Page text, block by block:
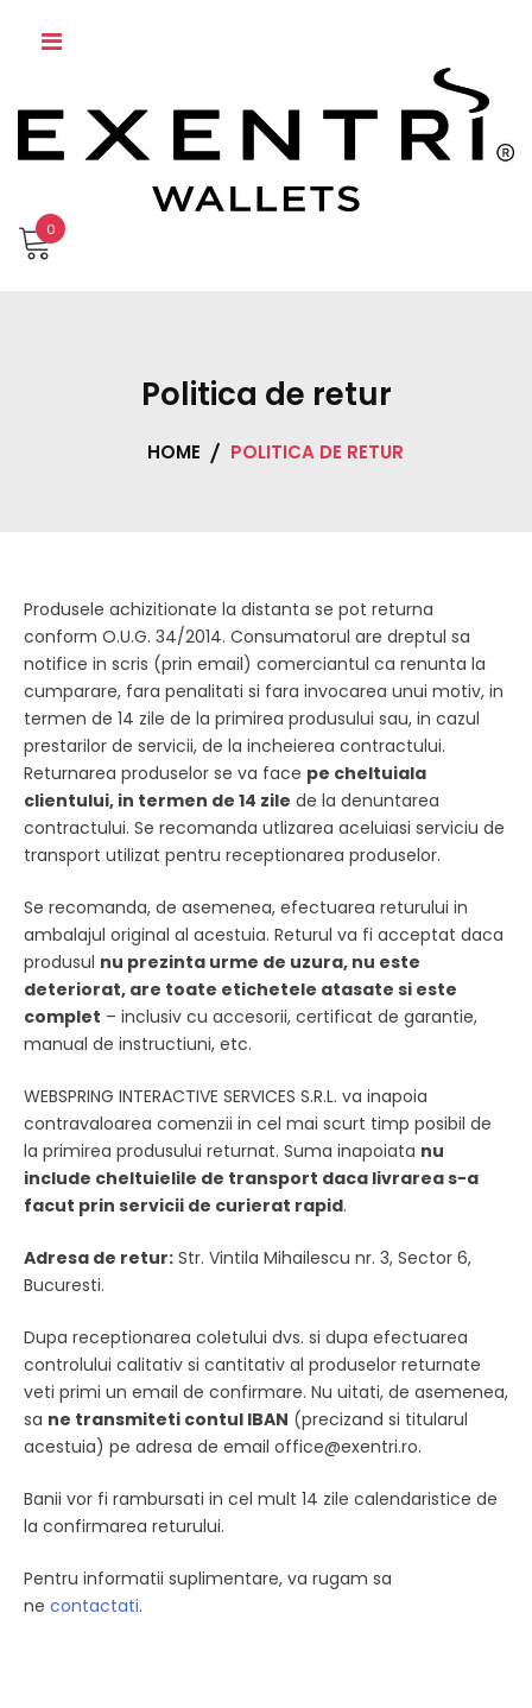
0
Politica de retur
HOME POLITICA DE RETUR
Produsele achizitionate la distanta se pot returna
conform O.U.G. 34/2014. Consumatorul are dreptul sa
notifice in scris (prin email) comerciantul ca renunta la
cumparare, fara penalitati si fara invocarea unui motiv, in
termen de 14 zile de la primirea produsului sau, in cazul
prestarilor de servicii, de la incheierea contractului.
Returnarea produselor se va face pe cheltuiala
clientului, in termen de 14 zile de la denuntarea
contractului. Se recomanda utlizarea aceluiasi serviciu de
transport utilizat pentru receptionarea produselor.
Se recomanda, de asemenea, efectuarea returului in
ambalajul original al acestuia. Returul va fi acceptat daca
produsul nu prezinta urme de uzura, nu este
deteriorat, are toate etichetele atasate si este
complet – inclusiv cu accesorii, certificat de garantie,
manual de instructiuni, etc.
WEBSPRING INTERACTIVE SERVICES S.R.L. va inapoia
contravaloarea comenzii in cel mai scurt timp posibil de
la primirea produsului returnat. Suma inapoiata nu
include cheltuielile de transport daca livrarea s-a
facut prin servicii de curierat rapid.
Adresa de retur: Str. Vintila Mihailescu nr. 3, Sector 6,
Bucuresti.
Dupa receptionarea coletului dvs. si dupa efectuarea
controlului calitativ si cantitativ al produselor returnate
veti primi un email de confirmare. Nu uitati, de asemenea,
sa ne transmiteti contul IBAN (precizand si titularul
acestuia) pe adresa de email office@exentri.ro.
Banii vor fi rambursati in cel mult 14 zile calendaristice de
la confirmarea returului.
Pentru informatii suplimentare, va rugam sa
ne contactati.